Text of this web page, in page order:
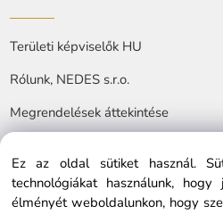
Területi képviselők HU
Rólunk, NEDES s.r.o.
Megrendelések áttekintése
Ez az oldal sütiket használ.
technológiákat használunk,
élményét weboldalunkon, hogy